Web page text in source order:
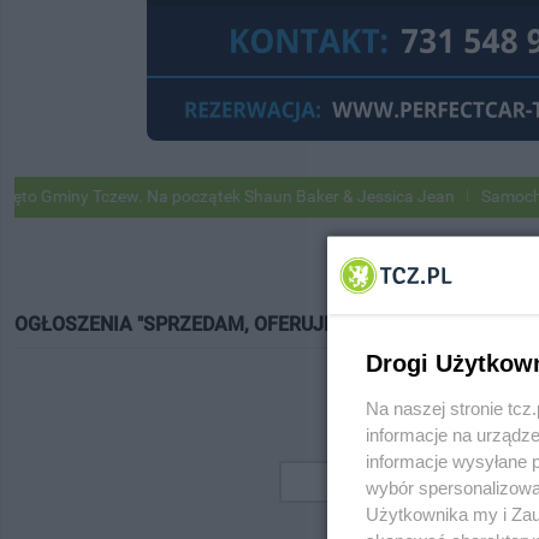
Gminy Tczew. Na początek Shaun Baker & Jessica Jean Samochody
OGŁOSZENIA "SPRZEDAM, OFERUJĘ"
Drogi
Na naszej stronie
informacje na
informacje wysyłane
wybór
Użytkownika my i